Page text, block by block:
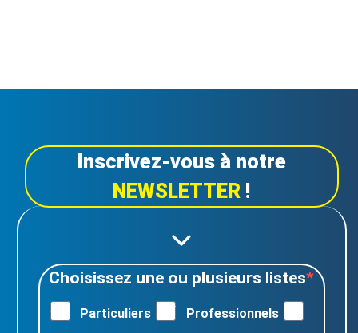
Inscrivez-vous à notre
NEWSLETTER !
Choisissez une ou plusieurs listes
Particuliers
Professionnels